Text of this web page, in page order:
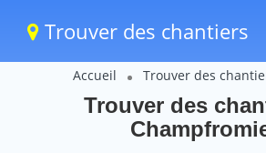
Trouver des chantiers
Accueil Trouver des
Trouver des